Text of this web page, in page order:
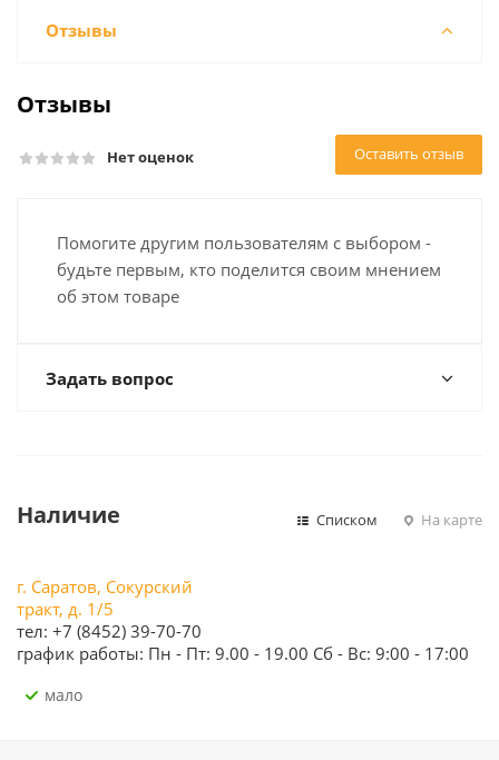
Отзывы
Отзывы
Нет оценок Оставить отзыв
Помогите другим пользователям с выбором -
будьте первым, кто поделится своим мнением
об этом товаре
Задать вопрос
Наличие Списком На карте
г. Саратов, Сокурский
тракт, д. 1/5
тел: +7 (8452) 39-70-70
график работы: Пн - Пт: 9.00 - 19.00 Сб - Вс: 9:00 - 17:00
Мало